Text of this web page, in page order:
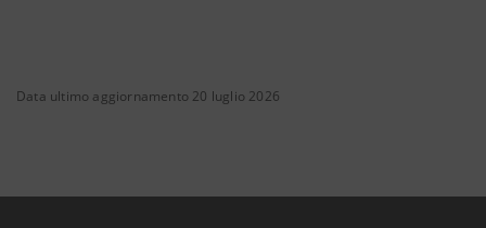
Data ultimo aggiornamento 20 luglio 2026